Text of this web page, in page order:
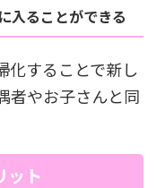
入ることができる
化することで新し
者やお子さんと同
ット